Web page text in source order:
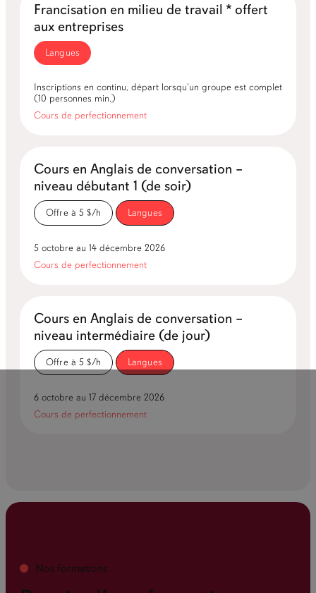
Francisation en milieu de travail * offert
aux entreprises
Langues
Inscriptions en continu, départ lorsqu'un groupe est complet
(10 personnes min.)
Cours de perfectionnement
Cours en Anglais de conversation –
niveau débutant 1 (de soir)
Offre à 5 $/h Langues
5 octobre au 14 décembre 2026
Cours de perfectionnement
Cours en Anglais de conversation –
niveau intermédiaire (de jour)
Offre à 5 $/h Langues
6 octobre au 17 décembre 2026
Cours de perfectionnement
Nos formations